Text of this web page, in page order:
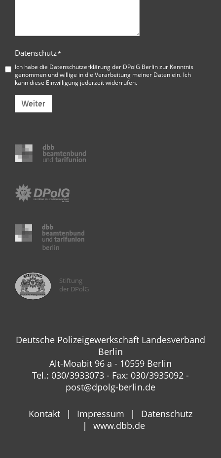
Datenschutz*
Ich habe die Datenschutzerklärung der DPolG Berlinzur Kenntnis
genommen und willige in die Verarbeitung meiner Daten ein. Ich
kann diese Einwilligung jederzeit widerrufen.
Weiter
Stiftung
der DPolG
Deutsche Polizeigewerkschaft Landesverband
Berlin
Alt-Moabit 96 a - 10559 Berlin
Tel.: 030/3933073 - Fax: 030/3935092 -
post@dpolg-berlin.de
Kontakt Impressum
Datenschutz
www.dbb.de